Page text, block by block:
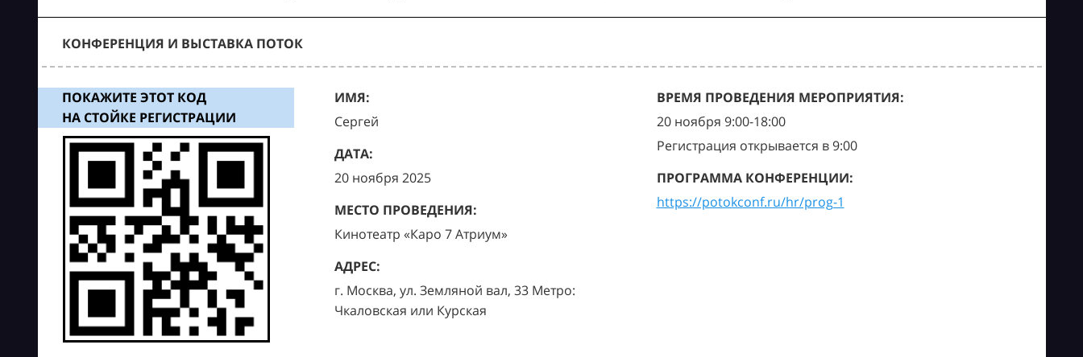
КОНФЕРЕНЦИЯ И ВЫСТАВКА ПОТОК
ПОКАЖИТЕ ЭТОТ КОД
НА СТОЙКЕ РЕГИСТРАЦИИ
ИМЯ:
Сергей
ДАТА:
20 ноября 2025
МЕСТО ПРОВЕДЕНИЯ:
Кинотеатр «Каро 7 Атриум»
АДРЕС:
г. Москва, ул. Земляной вал, 33 Метро:
Чкаловская или Курская
ВРЕМЯ ПРОВЕДЕНИЯ МЕРОПРИЯТИЯ:
20 ноября 9:00-18:00
Регистрация открывается в 9:00
ПРОГРАММА КОНФЕРЕНЦИИ:
https://potokconf.ru/hr/prog-1